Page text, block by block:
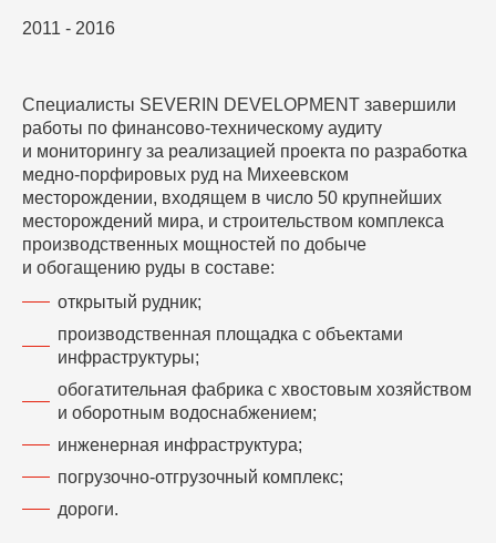
2011 - 2016
Специалисты SEVERIN DEVELOPMENT завершили
работы по финансово-техническому аудиту
и мониторингу за реализацией проекта по разработка
медно-порфировых руд на Михеевском
месторождении, входящем в число 50 крупнейших
месторождений мира, и строительством комплекса
производственных мощностей по добыче
и обогащению руды в составе:
открытый рудник;
производственная площадка с объектами
инфраструктуры;
обогатительная фабрика с хвостовым хозяйством
и оборотным водоснабжением;
инженерная инфраструктура;
погрузочно-отгрузочный комплекс;
дороги.